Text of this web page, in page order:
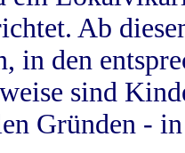
Ab
in den
sind
Gründen -